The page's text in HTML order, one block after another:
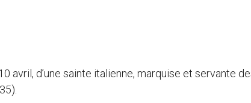
avril, d’une sainte italienne, marquise et servante